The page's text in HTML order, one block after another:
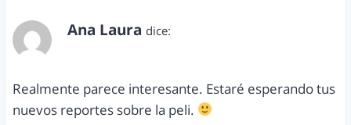
Ana Laura dice:
Realmente parece interesante. Estaré esperando tus
nuevos reportes sobre la peli.